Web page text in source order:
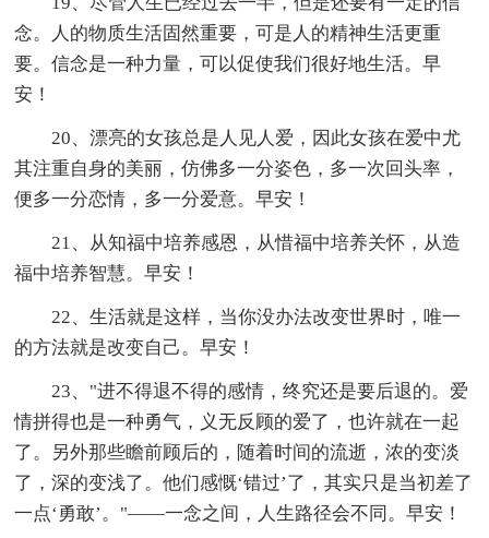
念。人的物质生活固然重要，可是人的精神生活更重
要。信念是一种力量，可以促使我们很好地生活。早
安！
20、漂亮的女孩总是人见人爱，因此女孩在爱中尤
其注重自身的美丽，仿佛多一分姿色，多一次回头率，
便多一分恋情，多一分爱意。早安！
21、从知福中培养感恩，从惜福中培养关怀，从造
福中培养智慧。早安！
22、生活就是这样，当你没办法改变世界时，唯一
的方法就是改变自己。早安！
23、"进不得退不得的感情，终究还是要后退的。爱
情拼得也是一种勇气，义无反顾的爱了，也许就在一起
了。另外那些瞻前顾后的，随着时间的流逝，浓的变淡
了，深的变浅了。他们感慨‘错过’了，其实只是当初差了
一点‘勇敢’。"——一念之间，人生路径会不同。早安！